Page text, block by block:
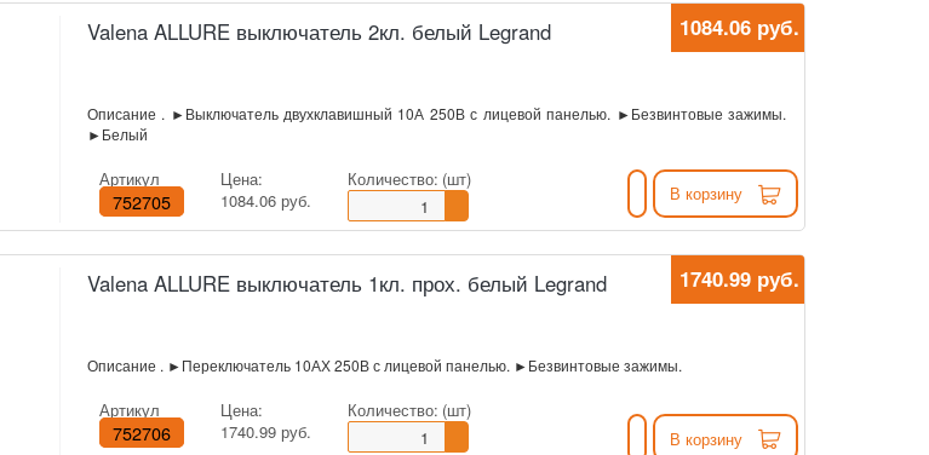
1084.06 руб.
Valena ALLURE выключатель 2кл. белый Legrand
Описание . ►Выключатель двухклавишный 10А 250В с лицевой панелью. ►Безвинтовые зажимы.
►Белый
Артикул
752705
Цена:
1084.06 руб.
Количество: (шт)
В корзину
1740.99 руб.
Valena ALLURE выключатель 1кл. прох. белый Legrand
Описание . ►Переключатель 10АХ 250В с лицевой панелью. ►Безвинтовые зажимы.
Артикул
752706
Цена:
1740.99 руб.
Количество: (шт)
В корзину